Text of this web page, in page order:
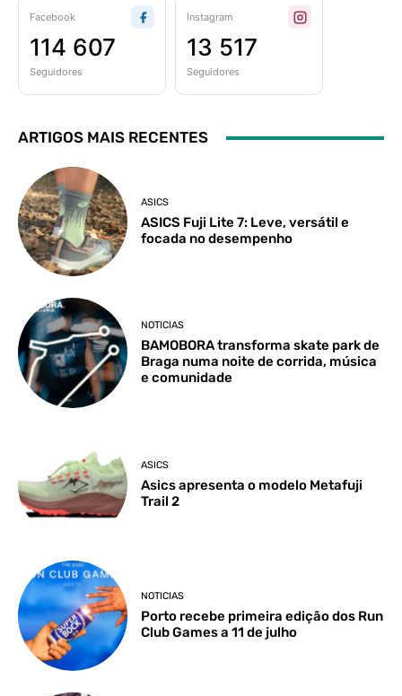
Facebook
114 607
Seguidores
Instagram
13 517
Seguidores
ARTIGOS MAIS RECENTES
ASICS
ASICS Fuji Lite 7: Leve, versátil e
focada no desempenho
NOTICIAS
BAMOBORA transforma skate park de
Braga numa noite de corrida, música
e comunidade
ASICS
Asics apresenta o modelo Metafuji
Trail 2
NOTICIAS
Porto recebe primeira edição dos Run
Club Games a 11 de julho